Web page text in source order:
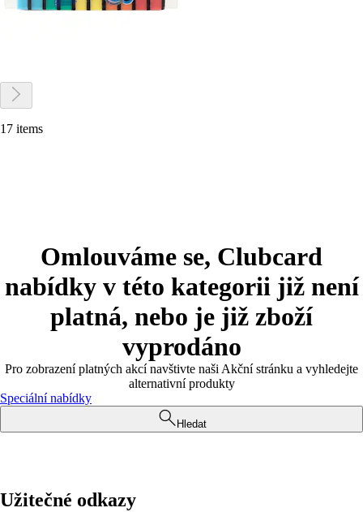
17 items
Omlouváme se, Clubcard
nabídky v této kategorii již není
platná, nebo je již zboží
vyprodáno
Pro zobrazení platných akcí navštivte naši Akční stránku a vyhledejte
alternativní produkty
Speciální nabídky
Hledat
Užitečné odkazy